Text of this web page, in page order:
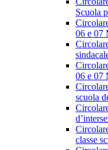
Scuola
06 e 07
06 e 07
scuola
classe